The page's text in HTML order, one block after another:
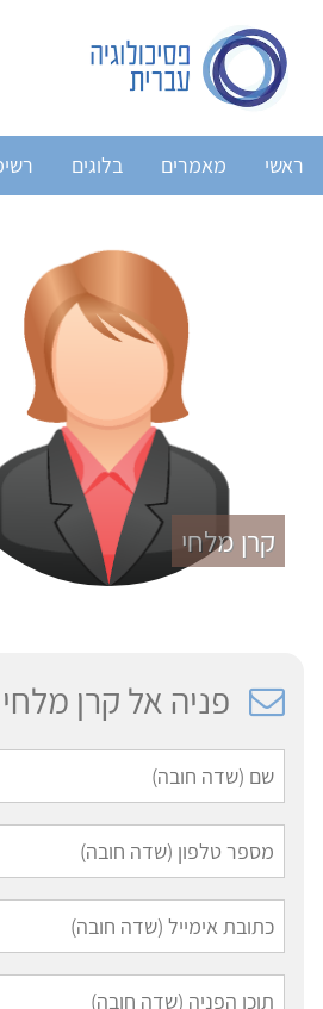
ראשי מאמרים בלוגים
קרן מלחי
פניה אל קרן מלחי